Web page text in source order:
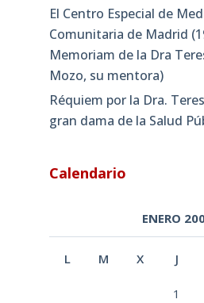
El Centro Especial de
Comunitaria de Madrid
Memoriam de la Dra
Mozo, su mentora)
Réquiem por la Dra.
gran dama de la Salud
Calendario
ENERO
L M X J
1